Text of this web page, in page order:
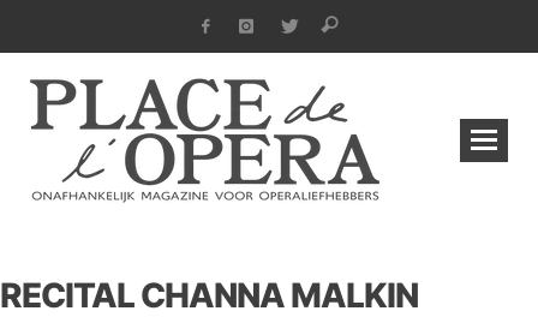
RECITAL CHANNA MALKIN